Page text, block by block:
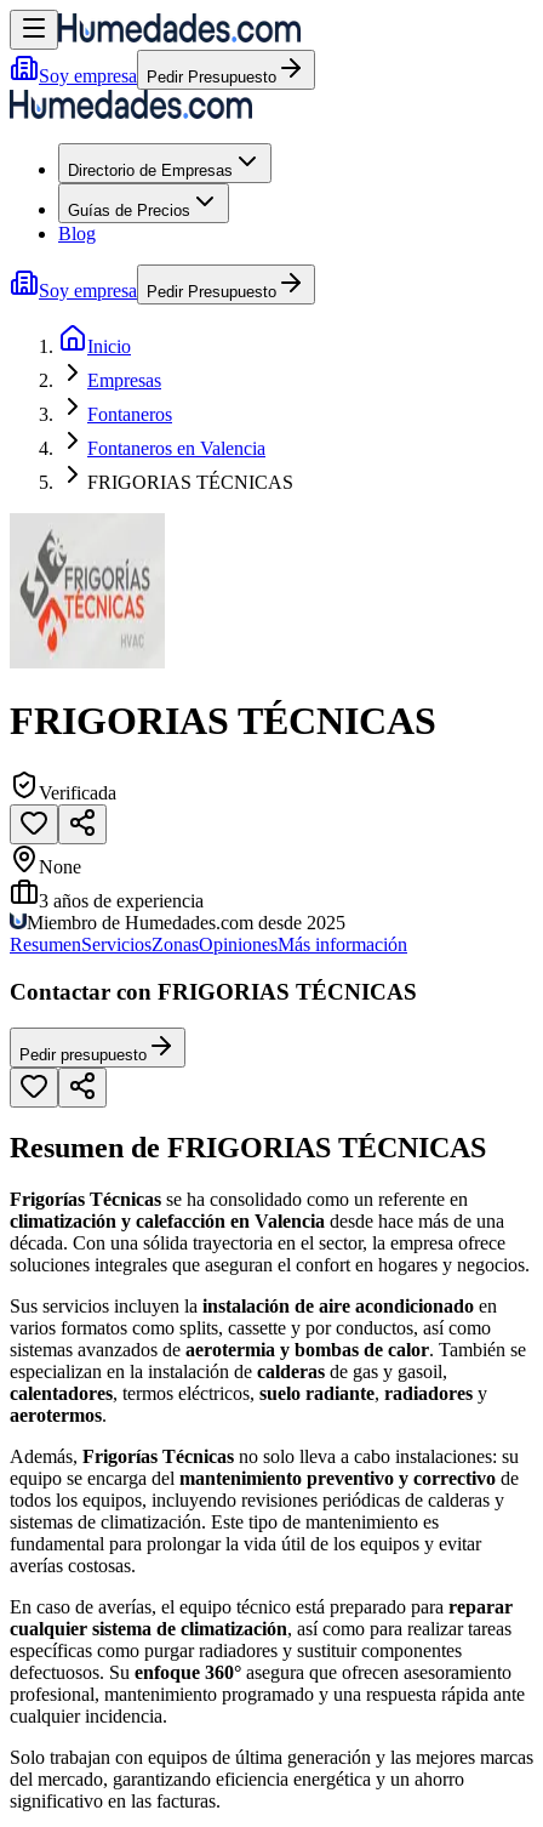
Soy empresa Pedir Presupuesto
Directorio de Empresas
Guías de Precios
Blog
Soy empresa Pedir Presupuesto
Inicio
Empresas
Fontaneros
Fontaneros en Valencia
FRIGORIAS TÉCNICAS
FRIGORIAS TÉCNICAS
Verificada
None
3 años de experiencia
Miembro de Humedades.com desde 2025
ResumenServiciosZonasOpinionesMás información
Contactar con FRIGORIAS TÉCNICAS
Pedir presupuesto
Resumen de FRIGORIAS TÉCNICAS
Frigorías Técnicas se ha consolidado como un referente en
climatización y calefacción en Valencia desde hace más de una
década. Con una sólida trayectoria en el sector, la empresa ofrece
soluciones integrales que aseguran el confort en hogares y negocios.
Sus servicios incluyen la instalación de aire acondicionado en
varios formatos como splits, cassette y por conductos, así como
sistemas avanzados de aerotermia y bombas de calor. También se
especializan en la instalación de calderas de gas y gasoil,
calentadores, termos eléctricos, suelo radiante, radiadores y
aerotermos.
Además, Frigorías Técnicas no solo lleva a cabo instalaciones: su
equipo se encarga del mantenimiento preventivo y correctivo de
todos los equipos, incluyendo revisiones periódicas de calderas y
sistemas de climatización. Este tipo de mantenimiento es
fundamental para prolongar la vida útil de los equipos y evitar
averías costosas.
En caso de averías, el equipo técnico está preparado para reparar
cualquier sistema de climatización, así como para realizar tareas
específicas como purgar radiadores y sustituir componentes
defectuosos. Su enfoque 360° asegura que ofrecen asesoramiento
profesional, mantenimiento programado y una respuesta rápida ante
cualquier incidencia.
Solo trabajan con equipos de última generación y las mejores marcas
del mercado, garantizando eficiencia energética y un ahorro
significativo en las facturas.